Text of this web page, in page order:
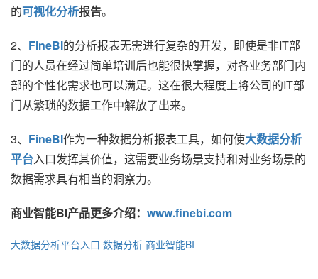
的可视化分析报告。
2、 FineBI的分析报表无需进行复杂的开发，即使是非IT部
门的人员在经过简单培训后也能很快掌握，对各业务部门内
部的个性化需求也可以满足。这在很大程度上将公司的IT部
门从繁琐的数据工作中解放了出来。
3、 FineBI作为一种数据分析报表工具，如何使大数据分析
平台入口发挥其价值，这需要业务场景支持和对业务场景的
数据需求具有相当的洞察力。
商业智能BI产品更多介绍： www.finebi.com
大数据分析平台入口 数据分析 商业智能BI